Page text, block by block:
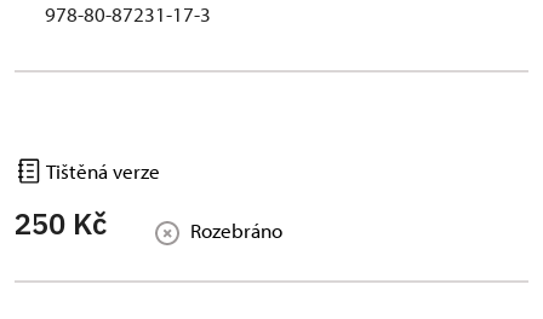
978-80-87231-17-3
Tištěná verze
250 Kč Rozebráno